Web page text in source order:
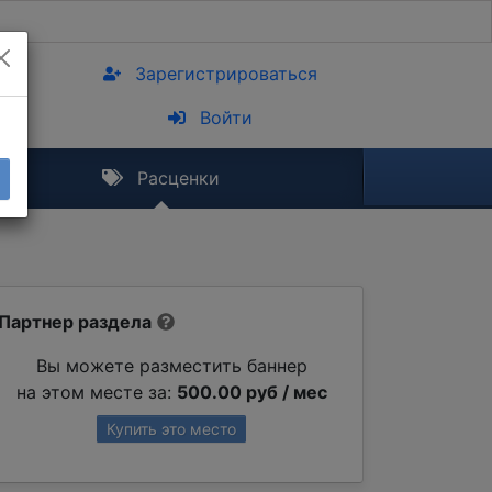
Зарегистрироваться
Войти
Расценки
Партнер раздела
Вы можете разместить баннер
на этом месте за: 500.00 руб / мес
Купить это место